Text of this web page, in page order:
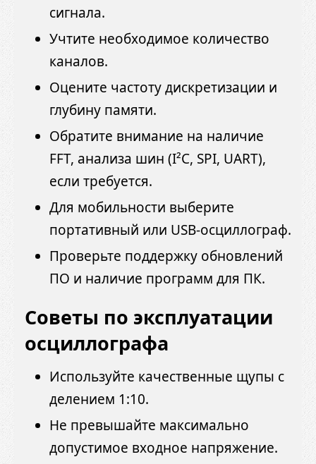
сигнала.
Учтите необходимое количество
каналов.
Оцените частоту дискретизации и
глубину памяти.
Обратите внимание на наличие
FFT, анализа шин (I²C, SPI, UART),
если требуется.
Для мобильности выберите
портативный или USB-осциллограф.
Проверьте поддержку обновлений
ПО и наличие программ для ПК.
Советы по эксплуатации
осциллографа
Используйте качественные щупы с
делением 1:10.
Не превышайте максимально
допустимое входное напряжение.